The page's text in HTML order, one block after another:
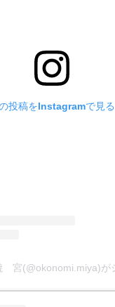
投稿をInstagramで見る
宮(@okonomi.miya)が